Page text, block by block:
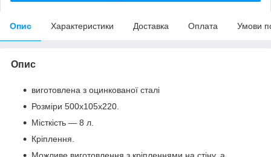
Опис Характеристики Доставка Оплата Умови
Опис
виготовлена з оцинкованої сталі
Розміри 500х105х220.
Місткість ― 8 л.
Кріплення.
Можливе виготовлення з кріпленнями на стіну, а